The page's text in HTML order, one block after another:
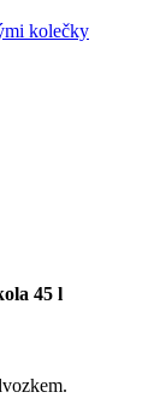
kolečky
45 l